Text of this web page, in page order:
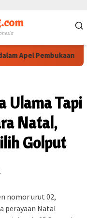
Pembukaan
Ulama Tapi
Natal,
Golput
nomor urut 02,
perayaan Natal